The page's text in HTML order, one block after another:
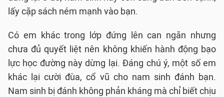
lấy cặp sách ném mạnh vào bạn.
Có em khác trong lớp đứng lên can ngăn nhưng
chưa đủ quyết liệt nên không khiến hành động bạo
lực học đường này dừng lại. Đáng chú ý, một số em
khác lại cười đùa, cổ vũ cho nam sinh đánh bạn.
Nam sinh bị đánh không phản kháng mà chỉ biết chịu